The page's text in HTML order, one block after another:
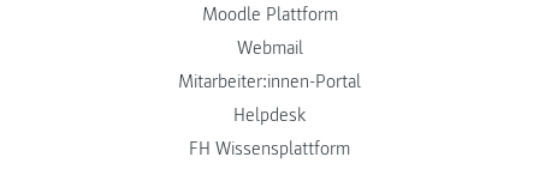
Moodle Plattform
Webmail
Mitarbeiter:innen-Portal
Helpdesk
FH Wissensplattform